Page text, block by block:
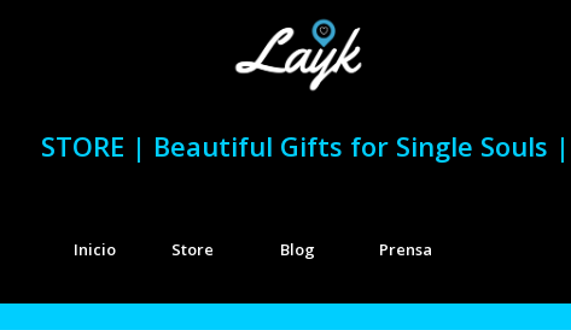
STORE | Beautiful Gifts for Single Souls |
Inicio Store Blog Prensa